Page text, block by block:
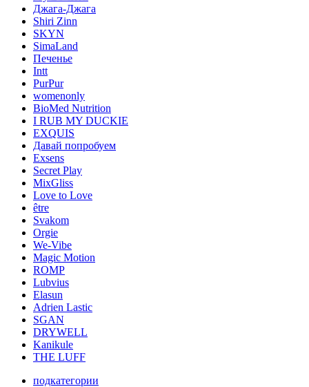
Джага-Джага
Shiri Zinn
SKYN
SimaLand
Печенье
Intt
PurPur
womenonly
BioMed Nutrition
I RUB MY DUCKIE
EXQUIS
Давай попробуем
Exsens
Secret Play
MixGliss
Love to Love
être
Svakom
Orgie
We-Vibe
Magic Motion
ROMP
Lubvius
Elasun
Adrien Lastic
SGAN
DRYWELL
Kanikule
THE LUFF
подкатегории